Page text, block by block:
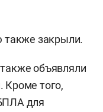
также закрыли.
объявляли
Кроме того,
для